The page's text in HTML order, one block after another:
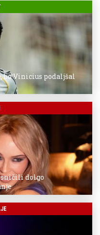
bo Vinicius podaljšal
dolgo